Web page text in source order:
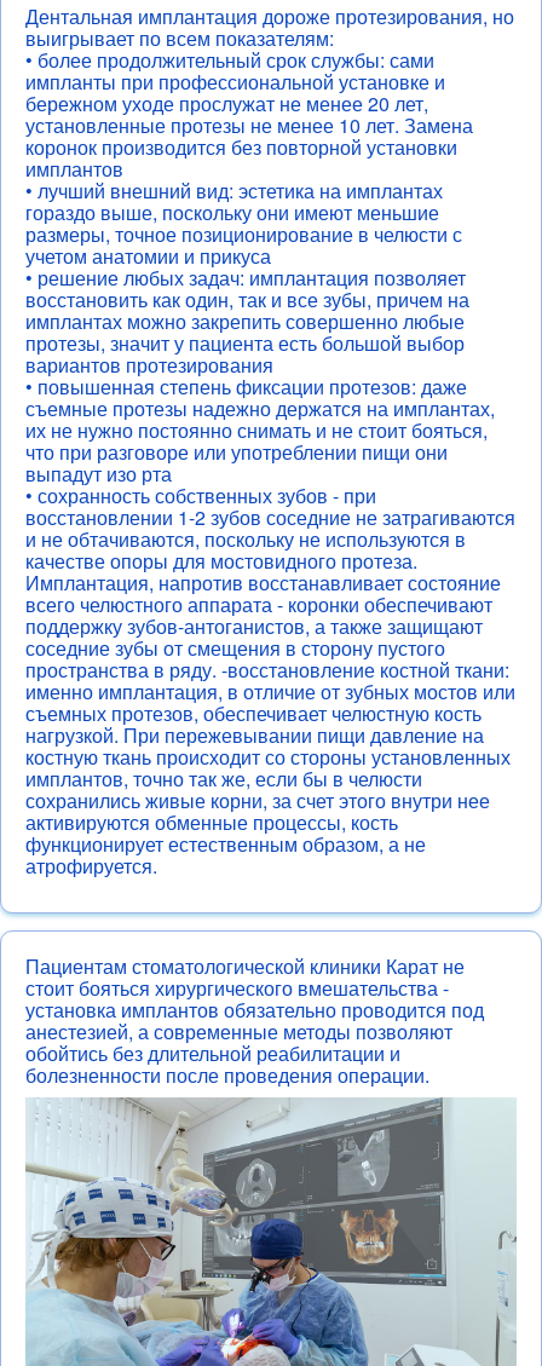
Дентальная имплантация дороже протезирования, но
выигрывает по всем показателям:
• более продолжительный срок службы: сами
импланты при профессиональной установке и
бережном уходе прослужат не менее 20 лет,
установленные протезы не менее 10 лет. Замена
коронок производится без повторной установки
имплантов
• лучший внешний вид: эстетика на имплантах
гораздо выше, поскольку они имеют меньшие
размеры, точное позиционирование в челюсти с
учетом анатомии и прикуса
• решение любых задач: имплантация позволяет
восстановить как один, так и все зубы, причем на
имплантах можно закрепить совершенно любые
протезы, значит у пациента есть большой выбор
вариантов протезирования
• повышенная степень фиксации протезов: даже
съемные протезы надежно держатся на имплантах,
их не нужно постоянно снимать и не стоит бояться,
что при разговоре или употреблении пищи они
выпадут изо рта
• сохранность собственных зубов - при
восстановлении 1-2 зубов соседние не затрагиваются
и не обтачиваются, поскольку не используются в
качестве опоры для мостовидного протеза.
Имплантация, напротив восстанавливает состояние
всего челюстного аппарата - коронки обеспечивают
поддержку зубов-антоганистов, а также защищают
соседние зубы от смещения в сторону пустого
пространства в ряду. -восстановление костной ткани:
именно имплантация, в отличие от зубных мостов или
съемных протезов, обеспечивает челюстную кость
нагрузкой. При пережевывании пищи давление на
костную ткань происходит со стороны установленных
имплантов, точно так же, если бы в челюсти
сохранились живые корни, за счет этого внутри нее
активируются обменные процессы, кость
функционирует естественным образом, а не
атрофируется.
Пациентам стоматологической клиники Карат не
стоит бояться хирургического вмешательства -
установка имплантов обязательно проводится под
анестезией, а современные методы позволяют
обойтись без длительной реабилитации и
болезненности после проведения операции.